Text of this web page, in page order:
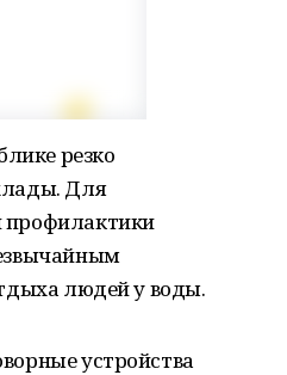
резко
Для
профилактики
людей у воды.
устройства